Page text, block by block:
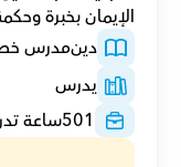
الإيمان بخبرة
دينمدرس
يدرس
501ساعة